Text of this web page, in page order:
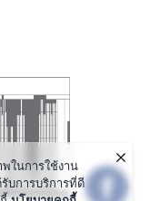
ในการใช้งาน
บการบริการที่ดี